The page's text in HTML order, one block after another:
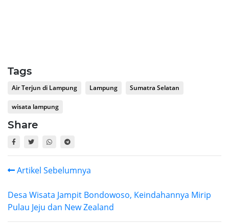
Tags
Air Terjun di Lampung Lampung Sumatra Selatan
wisata lampung
Share
Artikel Sebelumnya
Desa Wisata Jampit Bondowoso, Keindahannya Mirip
Pulau Jeju dan New Zealand